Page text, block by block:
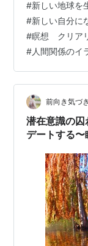
（日）13時〜
みはこちらか
＊直感セミナー
講していただ
#新しい地球を
#新しい自分に
#瞑想 クリア
#人間関係のイ
前向き気づ
潜在意識の
デートする